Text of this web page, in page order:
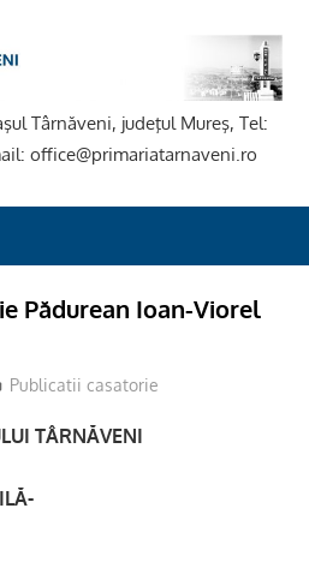
Târnăveni, judeţul Mureş, Tel:
office@primariatarnaveni.ro
Pădurean Ioan-Viorel
stciv
Publicatii casatorie
TÂRNĂVENI